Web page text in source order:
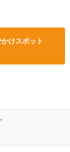
けスポット